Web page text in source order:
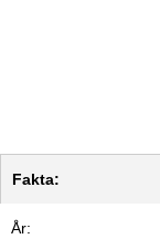
Fakta:
År: